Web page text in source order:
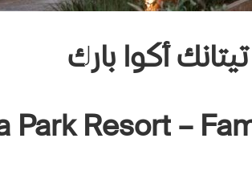
تيتانك أكوا بارك
Park Resort –